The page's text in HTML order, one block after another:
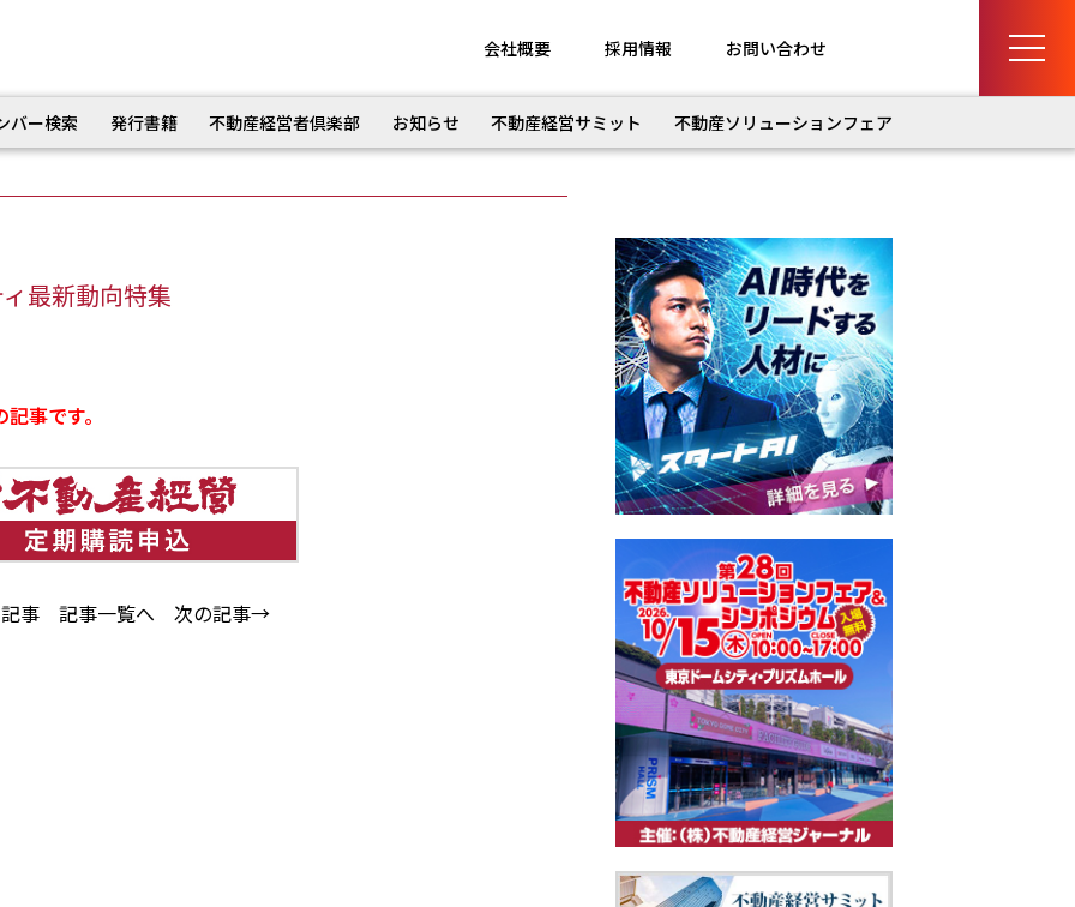
会社概要 採用情報 お問い合わせ
バー検索 発行書籍 不動産経営者倶楽部 お知らせ 不動産経営サミット 不動産ソリューションフェア
最新動向特集
事です。
事 記事一覧へ 次の記事→